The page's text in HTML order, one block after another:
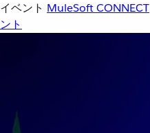
イベント MuleSoft CONNECT
ント